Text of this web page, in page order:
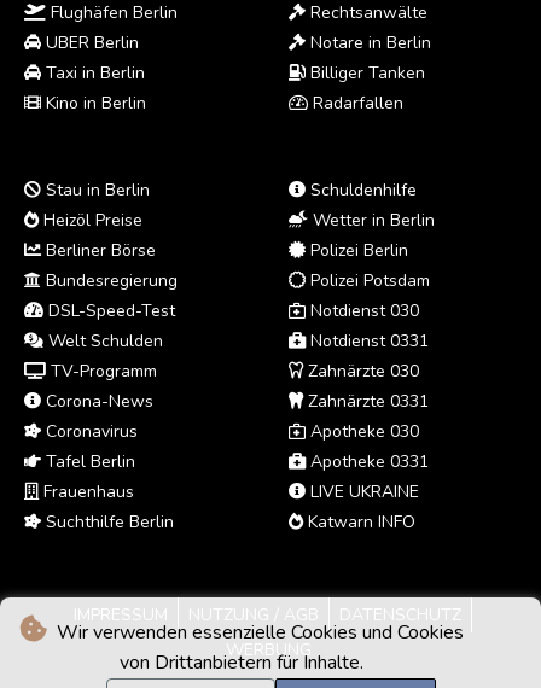
Wir verwenden essenzielle Cookies und Cookies
von Drittanbietern für Inhalte.
Flughäfen Berlin
UBER Berlin
Taxi in Berlin
Kino in Berlin
Rechtsanwälte
Notare in Berlin
Billiger Tanken
Radarfallen
Stau in Berlin
Heizöl Preise
Berliner Börse
Bundesregierung
DSL-Speed-Test
Welt Schulden
TV-Programm
Corona-News
Coronavirus
Tafel Berlin
Frauenhaus
Suchthilfe Berlin
Schuldenhilfe
Wetter in Berlin
Polizei Berlin
Polizei Potsdam
Notdienst 030
Notdienst 0331
Zahnärzte 030
Zahnärzte 0331
Apotheke 030
Apotheke 0331
LIVE UKRAINE
Katwarn INFO
IMPRESSUM NUTZUNG / AGB
DATENSCHUTZ
WERBUNG